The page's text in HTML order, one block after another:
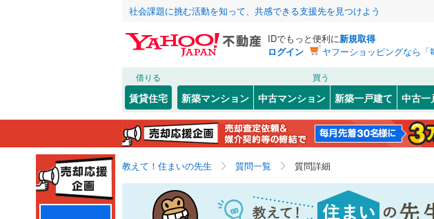
社会課題に挑む活動を知って、共感できる支援先を見つけよう
IDでもっと便利に新規取得
ログイン
ヤフーショッピングなら「
借りる
賃貸住宅
買う
新築マンション 中古マンション 新築一戸建て 中古一
教えて！住まいの先生 質問一覧 質問詳細